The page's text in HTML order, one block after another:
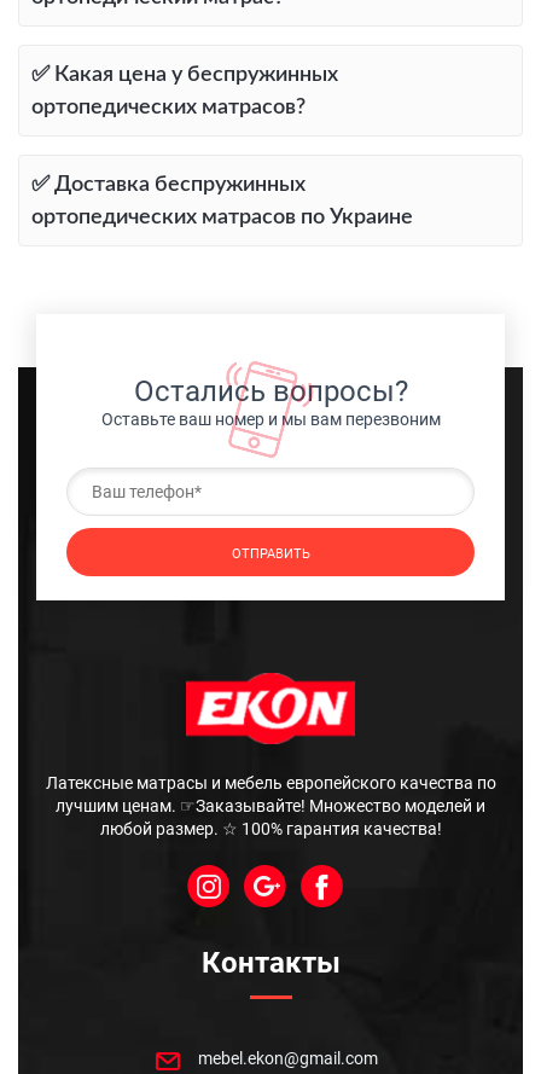
✅ Какая цена у беспружинных
ортопедических матрасов?
✅ Доставка беспружинных
ортопедических матрасов по Украине
Остались вопросы?
Оставьте ваш номер и мы вам перезвоним
Латексные матрасы и мебель европейского качества по
лучшим ценам. ☞Заказывайте! Множество моделей и
любой размер. ☆ 100% гарантия качества!
Контакты
mebel.ekon@gmail.com